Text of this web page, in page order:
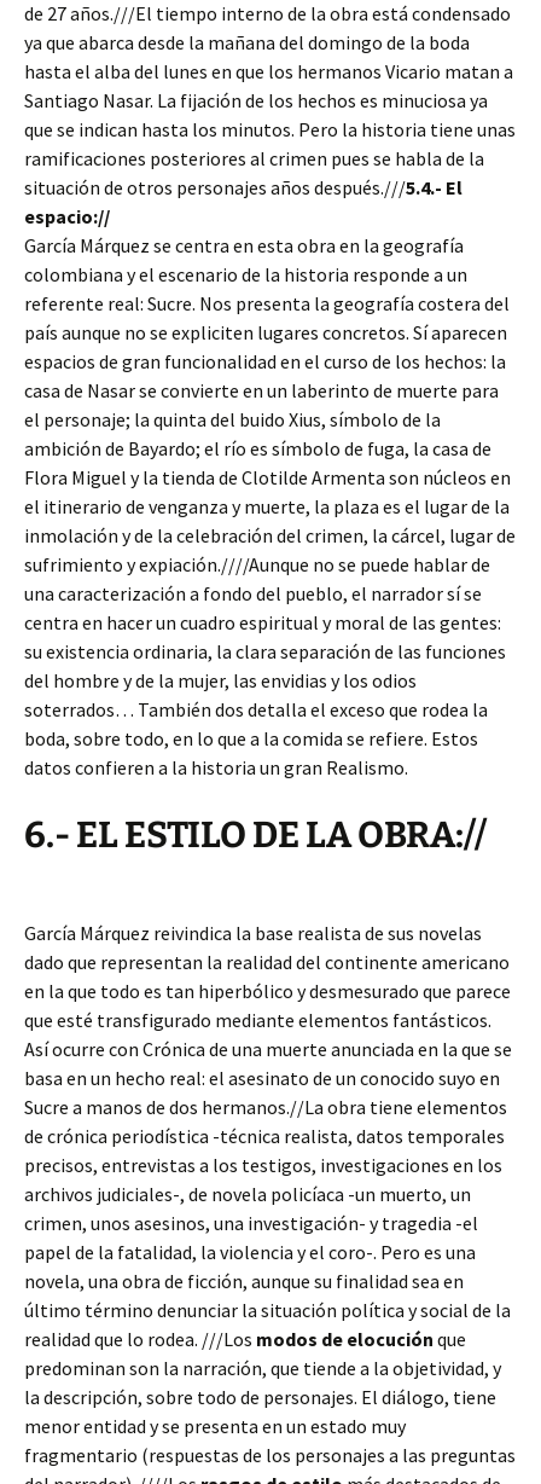
de 27 años.///El tiempo interno de la obra está condensado
ya que abarca desde la mañana del domingo de la boda
hasta el alba del lunes en que los hermanos Vicario matan a
Santiago Nasar. La fijación de los hechos es minuciosa ya
que se indican hasta los minutos. Pero la historia tiene unas
ramificaciones posteriores al crimen pues se habla de la
situación de otros personajes años después.///5.4.- El
espacio://
García Márquez se centra en esta obra en la geografía
colombiana y el escenario de la historia responde a un
referente real: Sucre. Nos presenta la geografía costera del
país aunque no se expliciten lugares concretos. Sí aparecen
espacios de gran funcionalidad en el curso de los hechos: la
casa de Nasar se convierte en un laberinto de muerte para
el personaje; la quinta del buido Xius, símbolo de la
ambición de Bayardo; el río es símbolo de fuga, la casa de
Flora Miguel y la tienda de Clotilde Armenta son núcleos en
el itinerario de venganza y muerte, la plaza es el lugar de la
inmolación y de la celebración del crimen, la cárcel, lugar de
sufrimiento y expiación.////Aunque no se puede hablar de
una caracterización a fondo del pueblo, el narrador sí se
centra en hacer un cuadro espiritual y moral de las gentes:
su existencia ordinaria, la clara separación de las funciones
del hombre y de la mujer, las envidias y los odios
soterrados… También dos detalla el exceso que rodea la
boda, sobre todo, en lo que a la comida se refiere. Estos
datos confieren a la historia un gran Realismo.
6.- EL ESTILO DE LA OBRA://
García Márquez reivindica la base realista de sus novelas
dado que representan la realidad del continente americano
en la que todo es tan hiperbólico y desmesurado que parece
que esté transfigurado mediante elementos fantásticos.
Así ocurre con Crónica de una muerte anunciada en la que se
basa en un hecho real: el asesinato de un conocido suyo en
Sucre a manos de dos hermanos.//La obra tiene elementos
de crónica periodística -técnica realista, datos temporales
precisos, entrevistas a los testigos, investigaciones en los
archivos judiciales-, de novela policíaca -un muerto, un
crimen, unos asesinos, una investigación- y tragedia -el
papel de la fatalidad, la violencia y el coro-. Pero es una
novela, una obra de ficción, aunque su finalidad sea en
último término denunciar la situación política y social de la
realidad que lo rodea. ///Los modos de elocución que
predominan son la narración, que tiende a la objetividad, y
la descripción, sobre todo de personajes. El diálogo, tiene
menor entidad y se presenta en un estado muy
fragmentario (respuestas de los personajes a las preguntas